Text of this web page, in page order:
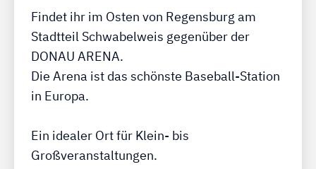
Findet ihr im Osten von Regensburg am
Stadtteil Schwabelweis gegenüber der
DONAU ARENA.
Die Arena ist das schönste Baseball-Station
in Europa.
Ein idealer Ort für Klein- bis
Großveranstaltungen.